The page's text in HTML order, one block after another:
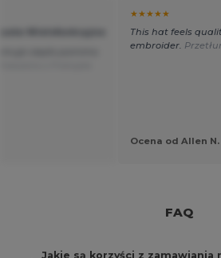
★★★★★
This hat feels
embroider.
Ocena od Allen N.
FAQ
Jakie są korzyści z zamawiania